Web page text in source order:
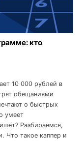
кто
10 000 рублей в
обещаниями
о быстрых
умеет
Разбираемся,
Что такое каппер и